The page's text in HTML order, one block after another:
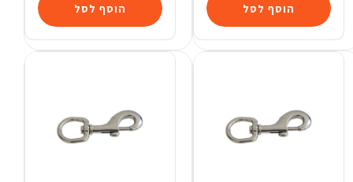
הוסף לסל הוסף לסל